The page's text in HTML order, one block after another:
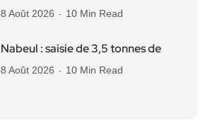
8 Août 2026 10 Min Read
Nabeul : saisie de 3,5 tonnes de
8 Août 2026 10 Min Read